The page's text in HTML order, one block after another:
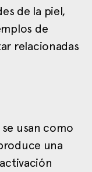
de la piel,
de
relacionadas
usan como
una